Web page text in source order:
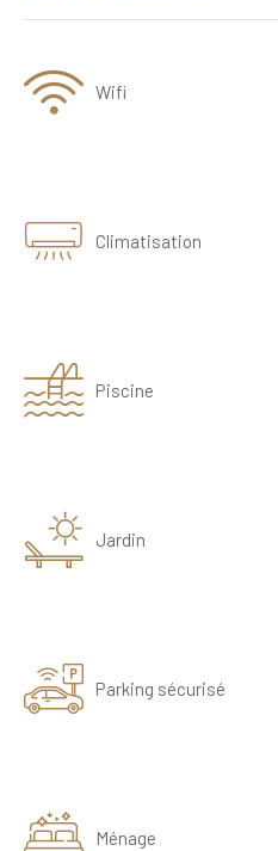
Wifi
Climatisation
Piscine
Jardin
Parking sécurisé
Ménage